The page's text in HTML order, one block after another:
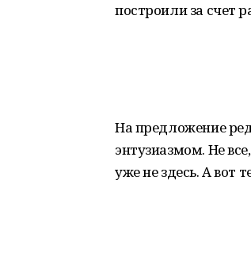
построили за счет
На предложение
энтузиазмом. Не
уже не здесь. А вот